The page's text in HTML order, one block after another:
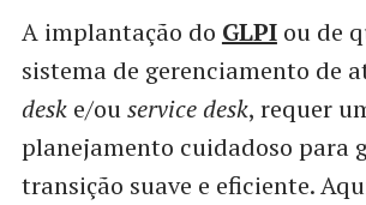
A implantação do GLPIou de
sistema de gerenciamento de
deske/ouservice desk, requer
planejamento cuidadoso para
transição suave e eficiente.